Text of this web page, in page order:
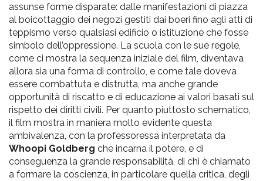
assunse forme disparate: dalle manifestazioni di piazza
al boicottaggio dei negozi gestiti dai boeri fino agli atti di
teppismo verso qualsiasi edificio o istituzione che fosse
simbolo dell’oppressione. La scuola con le sue regole,
come ci mostra la sequenza iniziale del film, diventava
allora sia una forma di controllo, e come tale doveva
essere combattuta e distrutta, ma anche grande
opportunità di riscatto e di educazione ai valori basati sul
rispetto dei diritti civili. Per quanto piuttosto schematico,
il film mostra in maniera molto evidente questa
ambivalenza, con la professoressa interpretata da
Whoopi Goldberg che incarna il potere, e di
conseguenza la grande responsabilità, di chi è chiamato
a formare la coscienza, in particolare quella critica, degli